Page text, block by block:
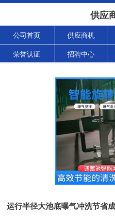
供应
公司首页 供应商机
荣誉认证 招聘中心
运行半径大池底曝气冲洗节省